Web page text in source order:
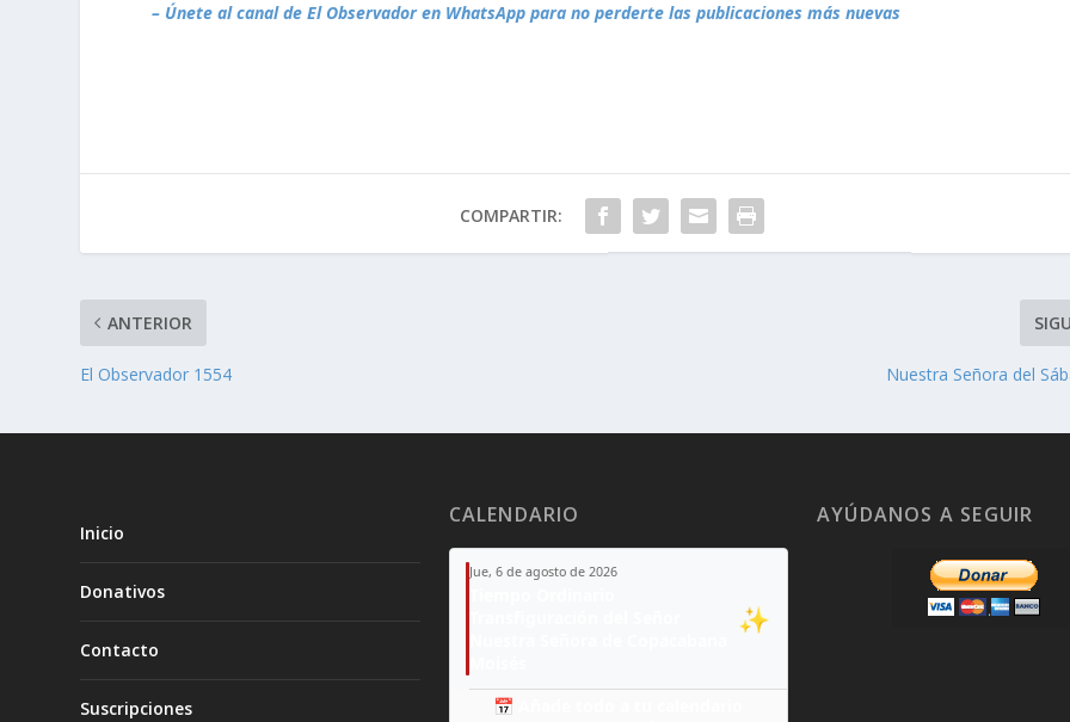
– Únete al canal de El Observador en WhatsApp para no perderte las publicaciones más nuevas
COMPARTIR:
ANTERIOR
El Observador 1554 Nuestra Señora del
Inicio
Donativos
Contacto
Suscripciones
CALENDARIO
Jue, 6 de agosto de 2026
✨
📅 Añade todo a tu calendario
AYÚDANOS A SEGUIR